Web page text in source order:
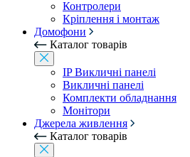
Контролери
Кріплення і монтаж
Домофони
Каталог товарів
IP Викличні панелі
Викличні панелі
Комплекти обладнання
Монітори
Джерела живлення
Каталог товарів